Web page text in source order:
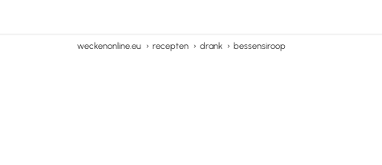
weckenonline.eu › recepten › drank › bessensiroop